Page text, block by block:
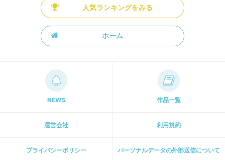
人気ランキングをみる
ホーム
NEWS 作品一覧
運営会社 利用規約
プライパシーポリシー パーソナルデータの外部送信について